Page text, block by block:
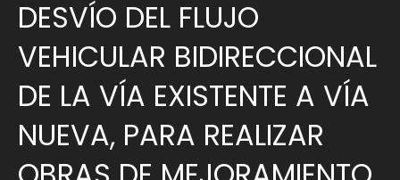
DESVÍO DEL FLUJO
VEHICULAR BIDIRECCIONAL
DE LA VÍA EXISTENTE A VÍA
NUEVA, PARA REALIZAR